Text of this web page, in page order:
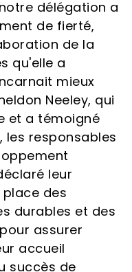
délégation a
de fierté,
de la
qu'elle a
mieux
Neeley, qui
et a témoigné
les responsables
leur
des
durables et des
assurer
accueil
succès de